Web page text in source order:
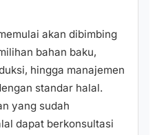
akan dibimbing
bahan baku,
hingga manajemen
standar halal.
yang sudah
dapat berkonsultasi